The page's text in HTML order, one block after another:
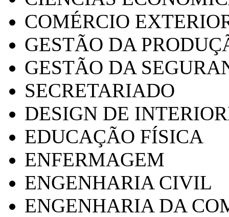
COMÉRCIO
GESTÃO DA
GESTÃO DA
SECRETARIADO
DESIGN DE
EDUCAÇÃO FÍSICA
ENFERMAGEM
ENGENHARIA CIVIL
ENGENHARIA DA